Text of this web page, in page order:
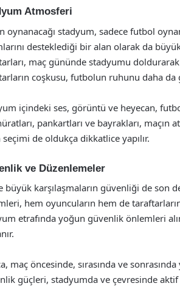
Atmosferi
oynanacağı stadyum, sadece futbol
desteklediği bir alan olarak da
maç gününde stadyumu
coşkusu, futbolun ruhunu daha da
içindeki ses, görüntü ve heyecan,
pankartları ve bayrakları, maçın
de oldukça dikkatlice yapılır.
ve Düzenlemeler
büyük karşılaşmaların güvenliği de son
hem oyuncuların hem de
etrafında yoğun güvenlik önlemleri
maç öncesinde, sırasında ve
güçleri, stadyumda ve çevresinde